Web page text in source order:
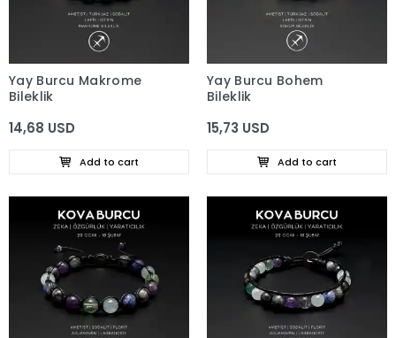
Yay Burcu Makrome
Bileklik
14,68 USD
Add to cart
Yay Burcu Bohem
Bileklik
15,73 USD
Add to cart